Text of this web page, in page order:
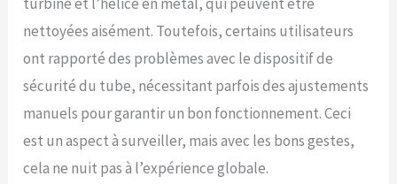
nettoyées aisément. Toutefois, certains utilisateurs
ont rapporté des problèmes avec le dispositif de
sécurité du tube, nécessitant parfois des ajustements
manuels pour garantir un bon fonctionnement. Ceci
est un aspect à surveiller, mais avec les bons gestes,
cela ne nuit pas à l’expérience globale.